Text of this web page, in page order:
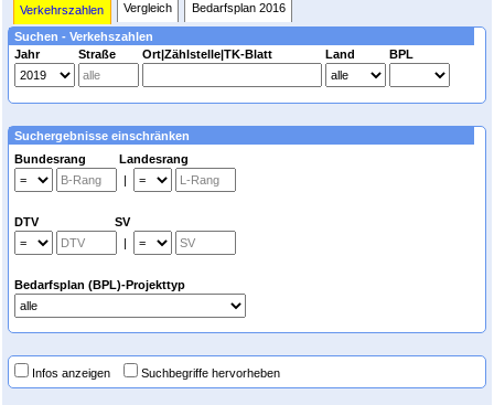
Verkehrszahlen Vergleich Bedarfsplan 2016
Suchen - Verkehszahlen
Jahr
Straße Ort|Zählstelle|TK-Blatt Land BPL
Suchergebnisse einschränken
Bundesrang Landesrang
|
DTV SV
|
Bedarfsplan (BPL)-Projekttyp
Infos anzeigen Suchbegriffe hervorheben